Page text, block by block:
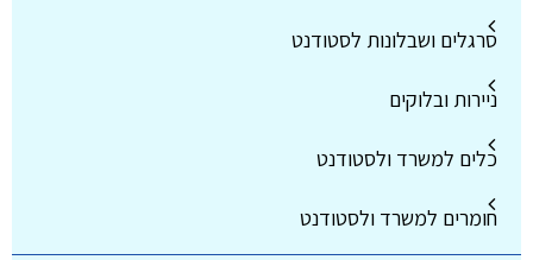
סרגלים ושבלונות לסטודנט
ניירות ובלוקים
כלים למשרד ולסטודנט
חומרים למשרד ולסטודנט